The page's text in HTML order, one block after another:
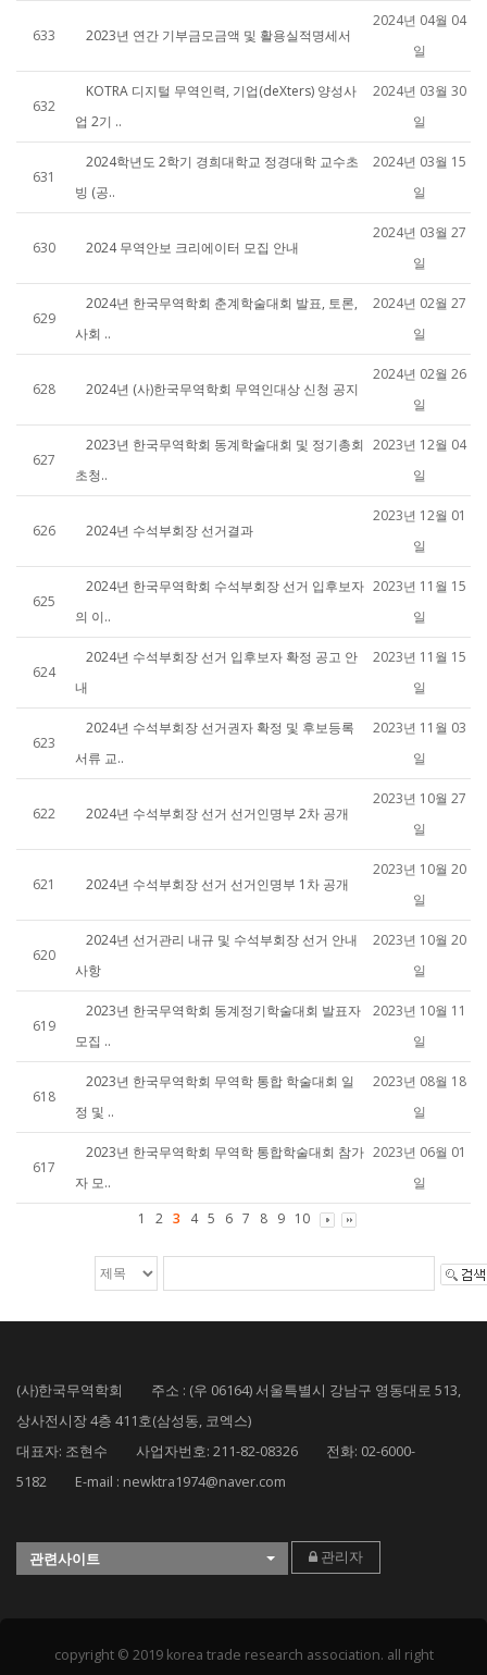
633 2023년 연간 기부금모금액 및 활용실적명세서
2024년 04월 04
일
632
KOTRA 디지털 무역인력, 기업(deXters) 양성사
업 2기 ..
2024년 03월 30
일
631
2024학년도 2학기 경희대학교 정경대학 교수초
빙 (공..
2024년 03월 15
일
630 2024 무역안보 크리에이터 모집 안내
2024년 03월 27
일
629
2024년 한국무역학회 춘계학술대회 발표, 토론,
사회 ..
2024년 02월 27
일
628 2024년 (사)한국무역학회 무역인대상 신청 공지
2024년 02월 26
일
627
2023년 한국무역학회 동계학술대회 및 정기총회
초청..
2023년 12월 04
일
626 2024년 수석부회장 선거결과
2023년 12월 01
일
625
2024년 한국무역학회 수석부회장 선거 입후보자
의 이..
2023년 11월 15
일
624
2024년 수석부회장 선거 입후보자 확정 공고 안
내
2023년 11월 15
일
623
2024년 수석부회장 선거권자 확정 및 후보등록
서류 교..
2023년 11월 03
일
622 2024년 수석부회장 선거 선거인명부 2차 공개
2023년 10월 27
일
621 2024년 수석부회장 선거 선거인명부 1차 공개
2023년 10월 20
일
620
2024년 선거관리 내규 및 수석부회장 선거 안내
사항
2023년 10월 20
일
619
2023년 한국무역학회 동계정기학술대회 발표자
모집 ..
2023년 10월 11
일
618
2023년 한국무역학회 무역학 통합 학술대회 일
정 및 ..
2023년 08월 18
일
617
2023년 한국무역학회 무역학 통합학술대회 참가
자 모..
2023년 06월 01
일
1
2 3 4 5 6 7 8 9 10
(사)한국무역학회 주소 : (우 06164) 서울특별시 강남구 영동대로 513,
상사전시장 4층 411호(삼성동, 코엑스)
대표자: 조현수 사업자번호: 211-82-08326 전화: 02-6000-
5182 E-mail : newktra1974@naver.com
관련사이트 관리자
copyright © 2019 korea trade research association. all right